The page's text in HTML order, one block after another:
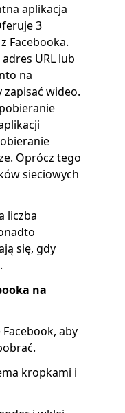
aplikacja
3
Facebooka.
URL lub
na
zapisać wideo.
Oprócz tego
sieciowych
liczba
się, gdy
na
aby
kropkami i